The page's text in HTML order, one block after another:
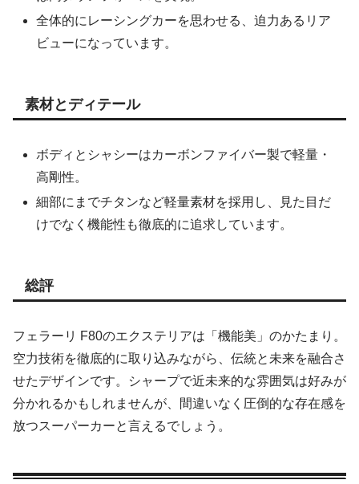
全体的にレーシングカーを思わせる、迫力あるリア
ビューになっています。
素材とディテール
ボディとシャシーはカーボンファイバー製で軽量・
高剛性。
細部にまでチタンなど軽量素材を採用し、見た目だ
けでなく機能性も徹底的に追求しています。
総評
フェラーリ F80のエクステリアは「機能美」のかたまり。
空力技術を徹底的に取り込みながら、伝統と未来を融合さ
せたデザインです。シャープで近未来的な雰囲気は好みが
分かれるかもしれませんが、間違いなく圧倒的な存在感を
放つスーパーカーと言えるでしょう。